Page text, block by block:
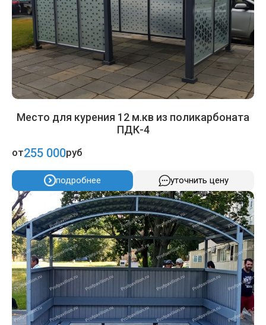
Место для курения 12 м.кв из поликарбоната
ПДК-4
от255 000руб
подробнее уточнить цену